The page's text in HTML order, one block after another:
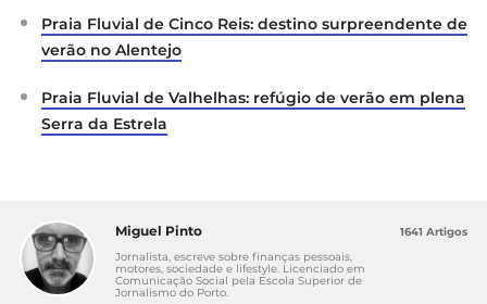
Praia Fluvial de Cinco Reis: destino surpreendente de
verão no Alentejo
Praia Fluvial de Valhelhas: refúgio de verão em plena
Serra da Estrela
Miguel Pinto
Jornalista, escreve sobre finanças pessoais,
motores, sociedade e lifestyle. Licenciado em
Comunicação Social pela Escola Superior de
Jornalismo do Porto.
1641 Artigos